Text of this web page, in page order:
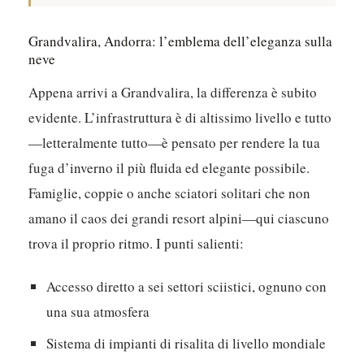
Grandvalira, Andorra: l’emblema dell’eleganza sulla
neve
Appena arrivi a Grandvalira, la differenza è subito
evidente. L’infrastruttura è di altissimo livello e tutto
—letteralmente tutto—è pensato per rendere la tua
fuga d’inverno il più fluida ed elegante possibile.
Famiglie, coppie o anche sciatori solitari che non
amano il caos dei grandi resort alpini—qui ciascuno
trova il proprio ritmo. I punti salienti:
Accesso diretto a sei settori sciistici, ognuno con
una sua atmosfera
Sistema di impianti di risalita di livello mondiale